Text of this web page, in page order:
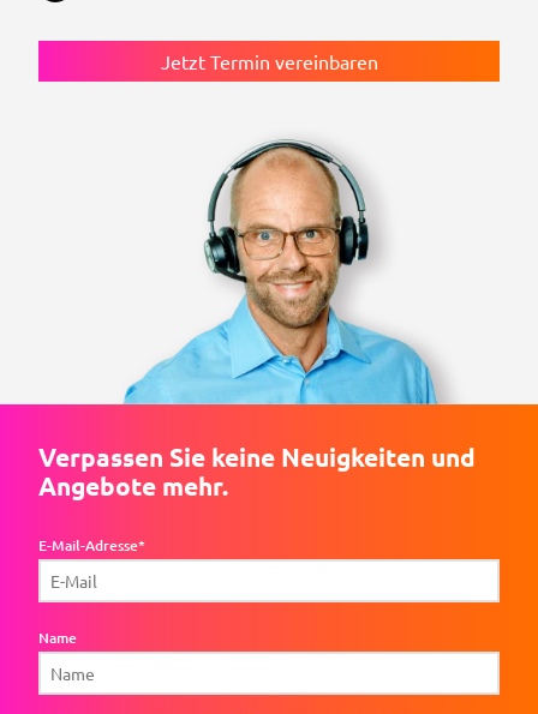
Jetzt Termin vereinbaren
Verpassen Sie keine Neuigkeiten und
Angebote mehr.
E-Mail-Adresse*
Name